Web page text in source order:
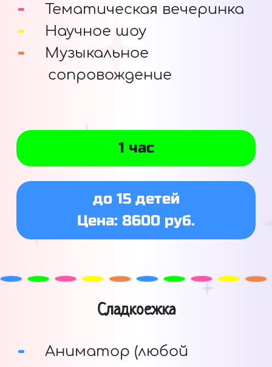
Тематическая вечеринка
Научное шоу
Музыкальное
сопровождение
1 час
до 15 детей
Цена: 8600 руб.
Сладкоежка
Аниматор (любой